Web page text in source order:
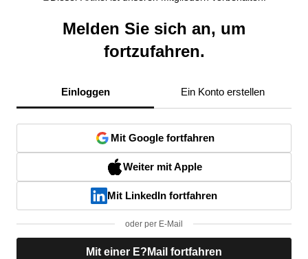
Melden Sie sich an, um
fortzufahren.
Einloggen Ein Konto erstellen
Mit Google fortfahren
Weiter mit Apple
Mit LinkedIn fortfahren
oder per E-Mail
Mit einer E?Mail fortfahren